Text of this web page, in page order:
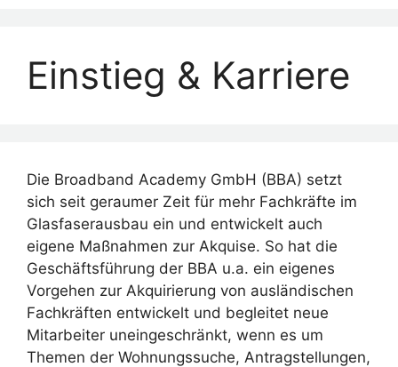
Einstieg & Karriere
Die Broadband Academy GmbH (BBA) setzt
sich seit geraumer Zeit für mehr Fachkräfte im
Glasfaserausbau ein und entwickelt auch
eigene Maßnahmen zur Akquise. So hat die
Geschäftsführung der BBA u.a. ein eigenes
Vorgehen zur Akquirierung von ausländischen
Fachkräften entwickelt und begleitet neue
Mitarbeiter uneingeschränkt, wenn es um
Themen der Wohnungssuche, Antragstellungen,